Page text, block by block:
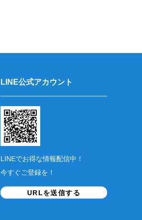
LINE公式アカウント
LINEでお得な情報配信中！
今すぐご登録を！
URLを送信する